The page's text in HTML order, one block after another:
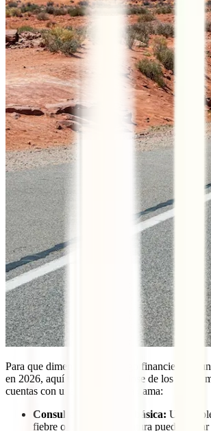
Para que dimensiones el riesgo financiero de
en 2026, aquí tienes un desglose de los costes
cuentas con una póliza de alta gama:
Consulta de urgencia básica: Un
fiebre o una pequeña sutura puede costar